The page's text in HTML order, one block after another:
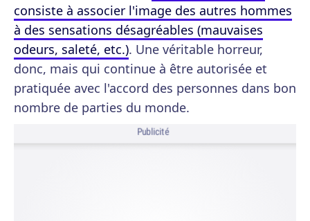
consiste à associer l'image des autres hommes
à des sensations désagréables (mauvaises
odeurs, saleté, etc.). Une véritable horreur,
donc, mais qui continue à être autorisée et
pratiquée avec l'accord des personnes dans bon
nombre de parties du monde.
Publicité